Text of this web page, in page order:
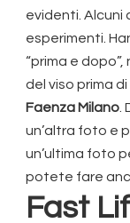
evidenti.
esperimenti.
“prima e
del viso prima
Faenza Milano.
un’altra foto e
un’ultima foto
potete fare
Fast